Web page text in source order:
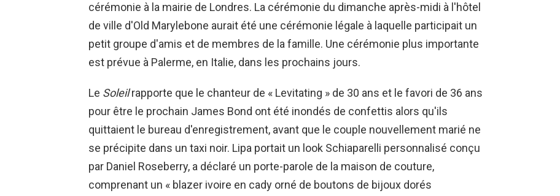
cérémonie à la mairie de Londres. La cérémonie du dimanche après-midi à l'hôtel
de ville d'Old Marylebone aurait été une cérémonie légale à laquelle participait un
petit groupe d'amis et de membres de la famille. Une cérémonie plus importante
est prévue à Palerme, en Italie, dans les prochains jours.
Le Soleilrapporte que le chanteur de « Levitating » de 30 ans et le favori de 36 ans
pour être le prochain James Bond ont été inondés de confettis alors qu'ils
quittaient le bureau d'enregistrement, avant que le couple nouvellement marié ne
se précipite dans un taxi noir. Lipa portait un look Schiaparelli personnalisé conçu
par Daniel Roseberry, a déclaré un porte-parole de la maison de couture,
comprenant un « blazer ivoire en cady orné de boutons de bijoux dorés